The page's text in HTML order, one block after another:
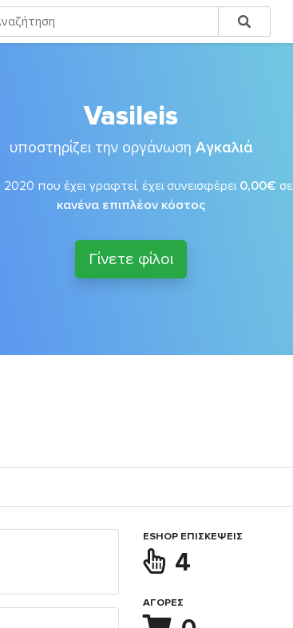
Vasileis
υποστηρίζει την οργάνωση Αγκαλιά
που έχει γραφτεί, έχει συνεισφέρει 0,00€
κανένα επιπλέον κόστος
Γίνετε φίλοι
ESHOP ΕΠΙΣΚΈΨΕΙΣ
4
ΑΓΟΡΈΣ